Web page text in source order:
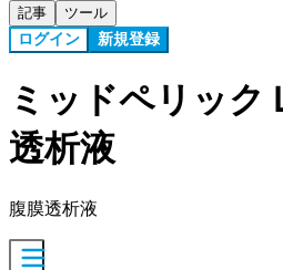
記事 ツール
ログイン 新規登録
ミッドペリック
透析液
腹膜透析液